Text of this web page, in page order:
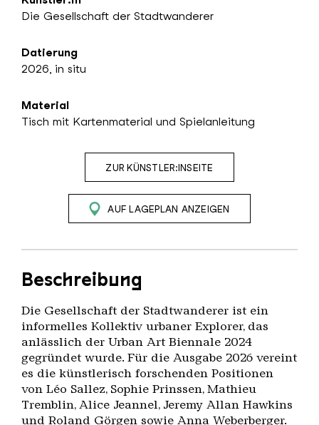
Die Gesellschaft der Stadtwanderer
Datierung
2026, in situ
Material
Tisch mit Kartenmaterial und Spielanleitung
ZUR KÜNSTLER:INSEITE
AUF LAGEPLAN ANZEIGEN
Beschreibung
Die Gesellschaft der Stadtwanderer ist ein
informelles Kollektiv urbaner Explorer, das
anlässlich der Urban Art Biennale 2024
gegründet wurde. Für die Ausgabe 2026 vereint
es die künstlerisch forschenden Positionen
von Léo Sallez, Sophie Prinssen, Mathieu
Tremblin, Alice Jeannel, Jeremy Allan Hawkins
und Roland Görgen sowie Anna Weberberger.